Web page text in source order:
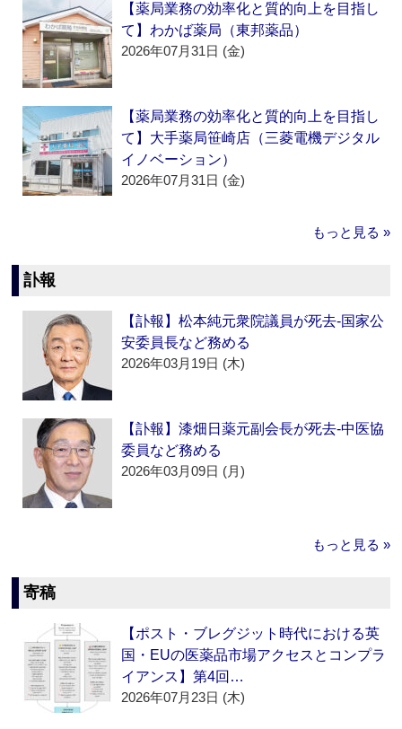
【薬局業務の効率化と質的向上を目指し
て】わかば薬局（東邦薬品）
2026年07月31日 (金)
【薬局業務の効率化と質的向上を目指し
て】大手薬局笹崎店（三菱電機デジタル
イノベーション）
2026年07月31日 (金)
もっと見る »
訃報
【訃報】松本純元衆院議員が死去‐国家公
安委員長など務める
2026年03月19日 (木)
【訃報】漆畑日薬元副会長が死去‐中医協
委員など務める
2026年03月09日 (月)
もっと見る »
寄稿
【ポスト・ブレグジット時代における英
国・EUの医薬品市場アクセスとコンプラ
イアンス】第4回…
2026年07月23日 (木)